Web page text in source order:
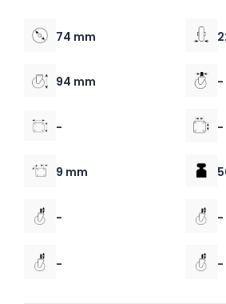
74 mm
94 mm -
- -
9 mm
- -
- -